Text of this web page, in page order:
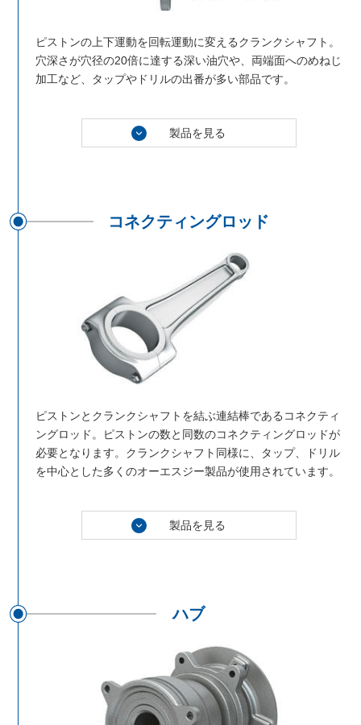
ピストンの上下運動を回転運動に変えるクランクシャフト。
穴深さが穴径の20倍に達する深い油穴や、両端面へのめねじ
加工など、タップやドリルの出番が多い部品です。
製品を見る
コネクティングロッド
ピストンとクランクシャフトを結ぶ連結棒であるコネクティ
ングロッド。ピストンの数と同数のコネクティングロッドが
必要となります。クランクシャフト同様に、タップ、ドリル
を中心とした多くのオーエスジー製品が使用されています。
製品を見る
ハブ